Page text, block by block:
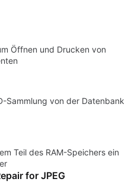
Öffnen und Drucken von
Sammlung von der Datenbank
Teil des RAM-Speichers ein
for JPEG